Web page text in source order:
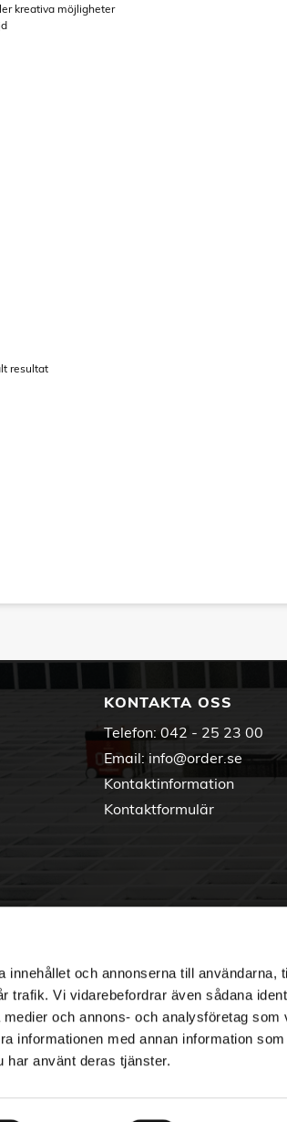
och annonserna till användarna,
trafik. Vi vidarebefordrar även sådana
och annons- och analysföretag som
informationen med annan information
har använt deras tjänster.
kreativa möjligheter
resultat
KONTAKTA OSS
Telefon: 042 - 25 23 00
Email: info@order.se
Kontaktinformation
Kontaktformulär